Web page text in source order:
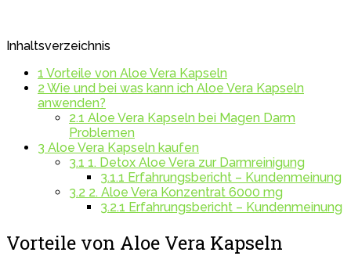
Inhaltsverzeichnis
1 Vorteile von Aloe Vera Kapseln
2Wie und bei was kann ich Aloe Vera Kapseln
anwenden?
2.1 Aloe Vera Kapseln bei Magen Darm
Problemen
3 Aloe Vera Kapseln kaufen
3.1 1. Detox Aloe Vera zur Darmreinigung
3.1.1 Erfahrungsbericht – Kundenmeinung
3.2 2. Aloe Vera Konzentrat 6000 mg
3.2.1 Erfahrungsbericht – Kundenmeinung
Vorteile von Aloe Vera Kapseln